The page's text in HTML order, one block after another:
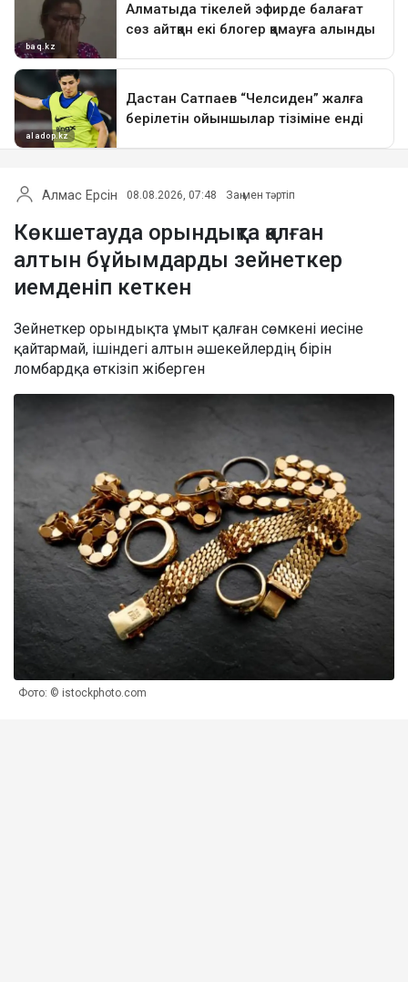
Алмас Ерсін 08.08.2026, 07:48 Заң мен тәртіп
Көкшетауда орындықта қалған
алтын бұйымдарды зейнеткер
иемденіп кеткен
Зейнеткер орындықта ұмыт қалған сөмкені иесіне
қайтармай, ішіндегі алтын әшекейлердің бірін
ломбардқа өткізіп жіберген
Фото: © istockphoto.com